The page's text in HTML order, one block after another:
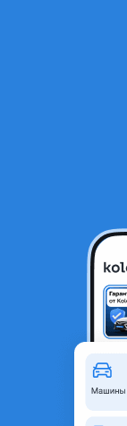
Бампер Ауди А4 Б6